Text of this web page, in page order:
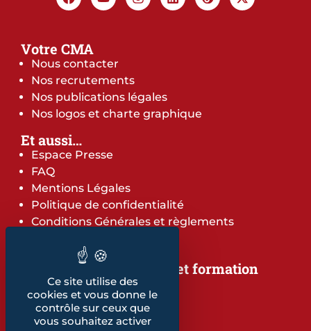
Votre CMA
Nous contacter
Nos recrutements
Nos publications légales
Nos logos et charte graphique
Et aussi…
Espace Presse
FAQ
Mentions Légales
Politique de confidentialité
Conditions Générales et règlements
Notre offre de services et formation
Notre offre de services
Notre offre de formation
Notre dépliant formation
Ce site utilise des
cookies et vous donne le
contrôle sur ceux que
vous souhaitez activer